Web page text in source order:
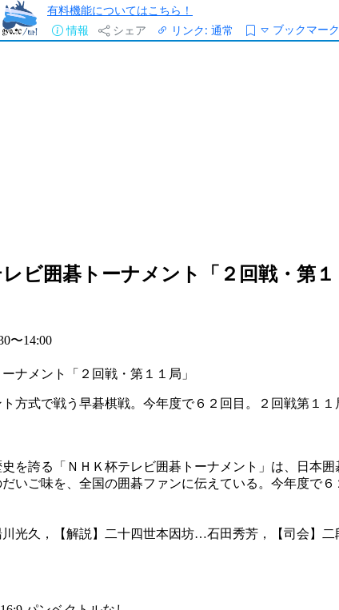
有料機能についてはこちら！
情報
シェア リンク: 通常 ブックマーク